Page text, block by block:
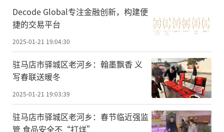
Decode Global专注金融创新，构建便
捷的交易平台
2025-01-21 19:04:30
驻马店市驿城区老河乡：翰墨飘香 义
写春联送暖冬
2025-01-21 19:03:39
驻马店市驿城区老河乡：春节临近强监
管 食品安全不“打烊”